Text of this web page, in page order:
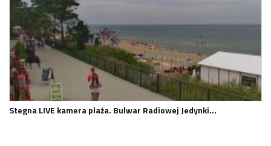
Stegna LIVE kamera plaża. Bulwar Radiowej Jedynki…